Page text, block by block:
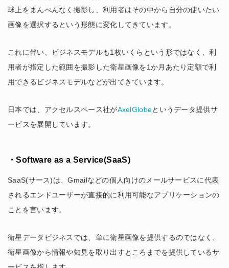
球上をまんべんなく撮影し、利用者はその中から自分の使いたい
画像を選択するという形態に変化してきています。
これに伴い、ビジネスモデルも1枚いくらという形ではなく、利
用者が指定した範囲を撮影した衛星画像を1か月あたり定額で利
用できるビジネスモデルなどが出てきています。
日本では、アクセルスペース社がAxelGlobeというデータ提供サ
ービスを展開しています。
・Software as a Service(SaaS)
SaaS(サース)は、Gmailなどの個人向けのメールサービスに代表
されるエンドユーザーが直接的に利用可能なアプリケーションの
ことを言います。
衛星データビジネスでは、単に衛星画像を提供するのではなく、
衛星画像から情報や知見を取り出すところまでを提供しているサ